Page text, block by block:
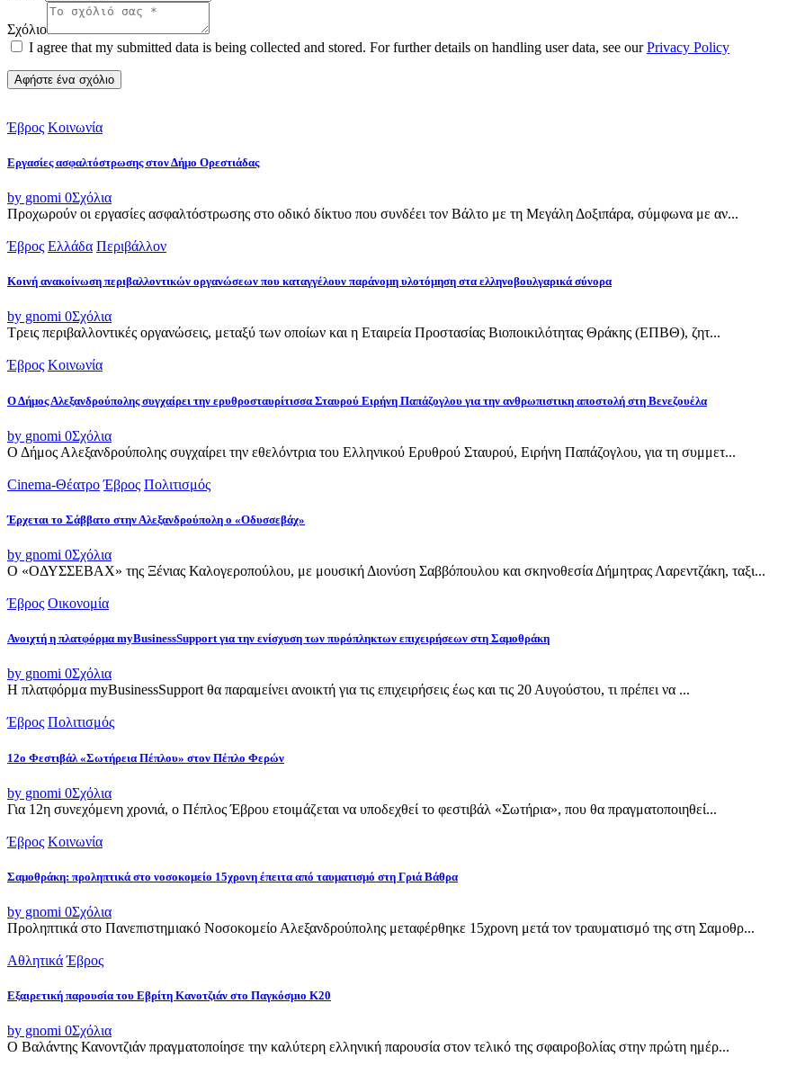
Σχόλιο
I agree that my submitted data is being collected and stored. For further details on handling user data, see ourPrivacy Policy
Έβρος Κοινωνία
Εργασίες ασφαλτόστρωσης στον Δήμο Ορεστιάδας
by gnomi 0Σχόλια
Προχωρούν οι εργασίες ασφαλτόστρωσης στο οδικό δίκτυο που συνδέει τον Βάλτο με τη Μεγάλη Δοξιπάρα, σύμφωνα με αν...
Έβρος Ελλάδα Περιβάλλον
Κοινή ανακοίνωση περιβαλλοντικών οργανώσεων που καταγγέλουν παράνομη υλοτόμηση στα ελληνοβουλγαρικά σύνορα
by gnomi 0Σχόλια
Τρεις περιβαλλοντικές οργανώσεις, μεταξύ των οποίων και η Εταιρεία Προστασίας Βιοποικιλότητας Θράκης (ΕΠΒΘ), ζητ...
Έβρος Κοινωνία
Ο Δήμος Αλεξανδρούπολης συγχαίρει την ερυθροσταυρίτισσα Σταυρού Ειρήνη Παπάζογλου για την ανθρωπιστικη αποστολή στη Βενεζουέλα
by gnomi 0Σχόλια
Ο Δήμος Αλεξανδρούπολης συγχαίρει την εθελόντρια του Ελληνικού Ερυθρού Σταυρού, Ειρήνη Παπάζογλου, για τη συμμετ...
Cinema-Θέατρο Έβρος Πολιτισμός
Έρχεται το Σάββατο στην Αλεξανδρούπολη ο «Οδυσσεβάχ»
by gnomi 0Σχόλια
Ο «ΟΔΥΣΣΕΒΑΧ» της Ξένιας Καλογεροπούλου, με μουσική Διονύση Σαββόπουλου και σκηνοθεσία Δήμητρας Λαρεντζάκη, ταξι...
Έβρος Οικονομία
Ανοιχτή η πλατφόρμα myBusinessSupport για την ενίσχυση των πυρόπληκτων επιχειρήσεων στη Σαμοθράκη
by gnomi 0Σχόλια
Η πλατφόρμα myBusinessSupport θα παραμείνει ανοικτή για τις επιχειρήσεις έως και τις 20 Αυγούστου, τι πρέπει να ...
Έβρος Πολιτισμός
12ο Φεστιβάλ «Σωτήρεια Πέπλου» στον Πέπλο Φερών
by gnomi 0Σχόλια
Για 12η συνεχόμενη χρονιά, ο Πέπλος Έβρου ετοιμάζεται να υποδεχθεί το φεστιβάλ «Σωτήρια», που θα πραγματοποιηθεί...
Έβρος Κοινωνία
Σαμοθράκη: προληπτικά στο νοσοκομείο 15χρονη έπειτα από ταυματισμό στη Γριά Βάθρα
by gnomi 0Σχόλια
Προληπτικά στο Πανεπιστημιακό Νοσοκομείο Αλεξανδρούπολης μεταφέρθηκε 15χρονη μετά τον τραυματισμό της στη Σαμοθρ...
Αθλητικά Έβρος
Εξαιρετική παρουσία του Εβρίτη Κανοτζιάν στο Παγκόσμιο Κ20
by gnomi 0Σχόλια
Ο Βαλάντης Κανοντζιάν πραγματοποίησε την καλύτερη ελληνική παρουσία στον τελικό της σφαιροβολίας στην πρώτη ημέρ...